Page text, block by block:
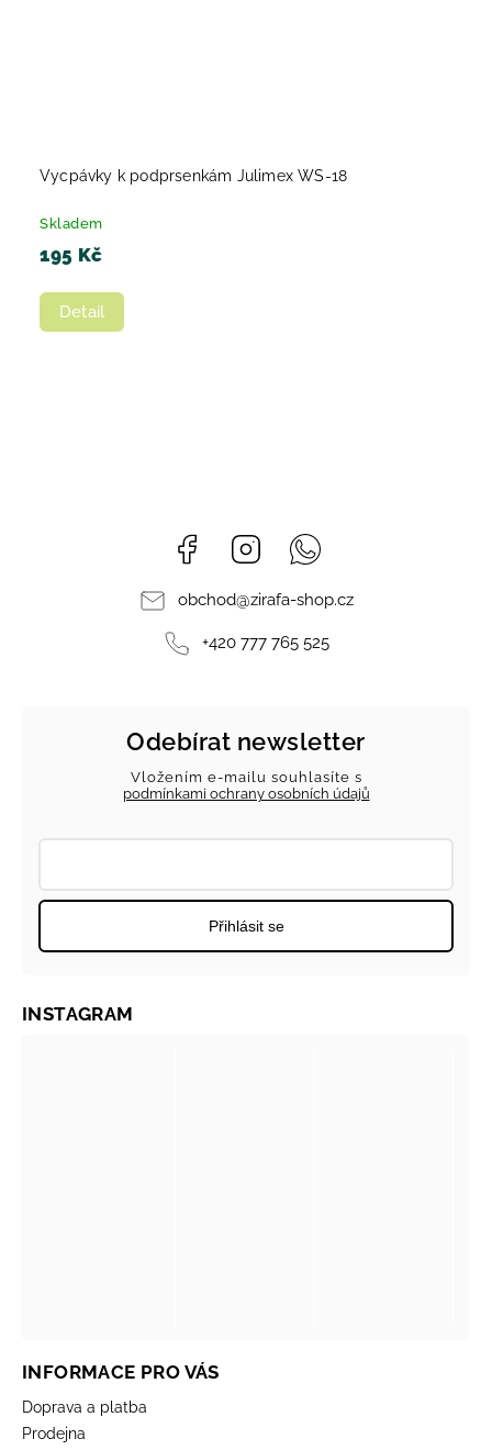
Vycpávky k podprsenkám Julimex WS-18
Skladem
195 Kč
Detail
Facebook Instagram
obchod@zirafa-shop.cz
+420 777 765 525
Odebírat newsletter
Vložením e-mailu souhlasíte s
podmínkami ochrany osobních údajů
Přihlásit se
INFORMACE PRO VÁS
Doprava a platba
Prodejna
INSTAGRAM